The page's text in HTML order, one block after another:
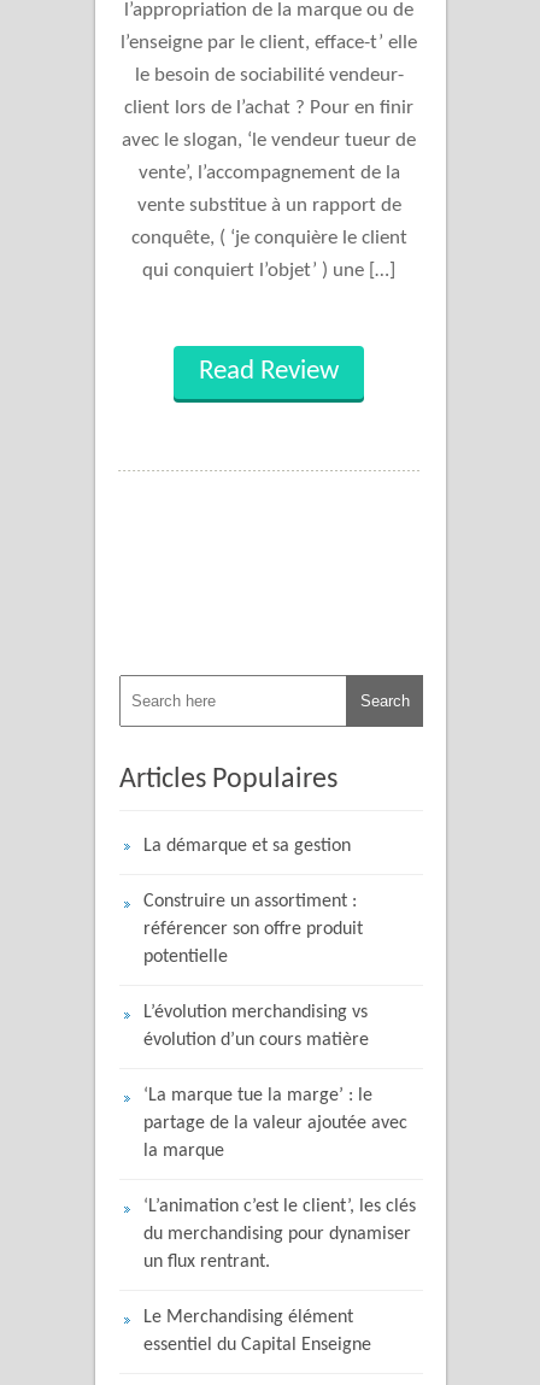
l’appropriation de la marque ou de
l’enseigne par le client, efface-t’ elle
le besoin de sociabilité vendeur-
client lors de l’achat ? Pour en finir
avec le slogan, ‘le vendeur tueur de
vente’, l’accompagnement de la
vente substitue à un rapport de
conquête, ( ‘je conquière le client
qui conquiert l’objet’ ) une […]
Read Review
Articles Populaires
La démarque et sa gestion
Construire un assortiment :
référencer son offre produit
potentielle
L’évolution merchandising vs
évolution d’un cours matière
‘La marque tue la marge’ : le
partage de la valeur ajoutée avec
la marque
‘L’animation c’est le client’, les clés
du merchandising pour dynamiser
un flux rentrant.
Le Merchandising élément
essentiel du Capital Enseigne